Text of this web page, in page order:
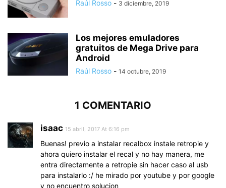
Raúl Rosso - 3 diciembre, 2019
Los mejores emuladores
gratuitos de Mega Drive para
Android
Raúl Rosso - 14 octubre, 2019
1 COMENTARIO
isaac 15 abril, 2017 At 6:16 pm
Buenas! previo a instalar recalbox instale retropie y
ahora quiero instalar el recal y no hay manera, me
entra directamente a retropie sin hacer caso al usb
para instalarlo :/ he mirado por youtube y por google
y no encuentro solucion